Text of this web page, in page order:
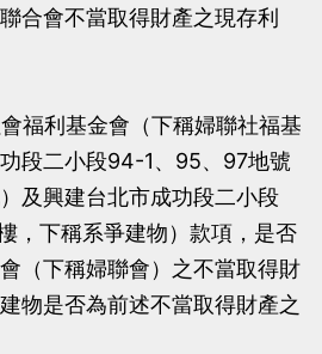
合會不當取得財產之現存利
福利基金會（下稱婦聯社福基
段二小段94-1、95、97地號
及興建台北市成功段二小段
，下稱系爭建物）款項，是否
（下稱婦聯會）之不當取得財
物是否為前述不當取得財產之